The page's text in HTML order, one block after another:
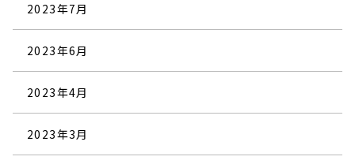
2023年7月
2023年6月
2023年4月
2023年3月